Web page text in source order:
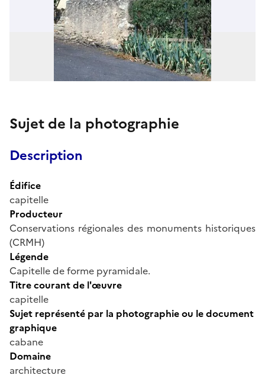
Sujet de la photographie
Description
Édifice
capitelle
Producteur
Conservations régionales des monuments historiques
(CRMH)
Légende
Capitelle de forme pyramidale.
Titre courant de l'œuvre
capitelle
Sujet représenté par la photographie ou le document
graphique
cabane
Domaine
architecture